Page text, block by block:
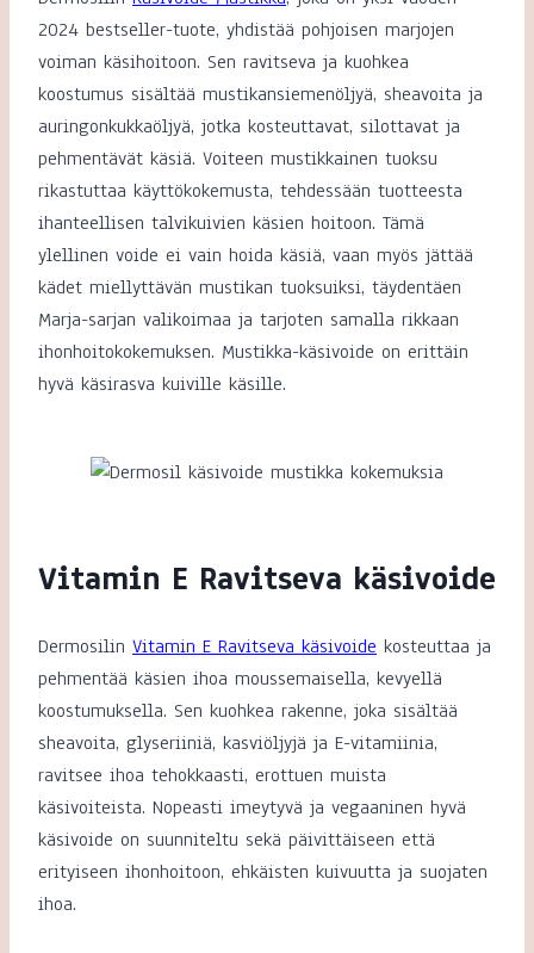
2024 bestseller-tuote, yhdistää pohjoisen marjojen
voiman käsihoitoon. Sen ravitseva ja kuohkea
koostumus sisältää mustikansiemenöljyä, sheavoita ja
auringonkukkaöljyä, jotka kosteuttavat, silottavat ja
pehmentävät käsiä. Voiteen mustikkainen tuoksu
rikastuttaa käyttökokemusta, tehdessään tuotteesta
ihanteellisen talvikuivien käsien hoitoon. Tämä
ylellinen voide ei vain hoida käsiä, vaan myös jättää
kädet miellyttävän mustikan tuoksuiksi, täydentäen
Marja-sarjan valikoimaa ja tarjoten samalla rikkaan
ihonhoitokokemuksen. Mustikka-käsivoide on erittäin
hyvä käsirasva kuiville käsille.
Vitamin E Ravitseva käsivoide
Dermosilin Vitamin E Ravitseva käsivoide kosteuttaa ja
pehmentää käsien ihoa moussemaisella, kevyellä
koostumuksella. Sen kuohkea rakenne, joka sisältää
sheavoita, glyseriiniä, kasviöljyjä ja E-vitamiinia,
ravitsee ihoa tehokkaasti, erottuen muista
käsivoiteista. Nopeasti imeytyvä ja vegaaninen hyvä
käsivoide on suunniteltu sekä päivittäiseen että
erityiseen ihonhoitoon, ehkäisten kuivuutta ja suojaten
ihoa.